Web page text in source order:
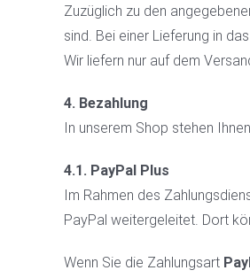
Zuzüglich zu den
sind. Bei einer Lieferung in
Wir liefern nur auf dem
4. Bezahlung
In unserem Shop stehen
4.1. PayPal Plus
Im Rahmen des
PayPal weitergeleitet. Dort
Wenn Sie die Zahlungsart